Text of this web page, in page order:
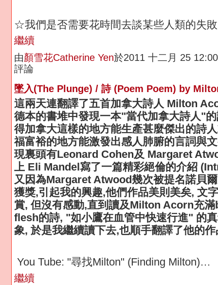
☆我們是否需要花時間去談某些人類的失
繼續
由顏雪花Catherine Yen於2011 十二月 25
評論
墜入(The Plunge) / 詩 (Poem Poem) by
這兩天連翻譯了五首加拿大詩人 Milton
德本的書堆中發現一本"當代加拿大詩人"
得加拿大這樣的地方能生產甚麼傑出的詩
福富裕的地方能激發出感人肺腑的言詞與
現裏頭有Leonard Cohen及 Margaret
上 Eli Mandel寫了一篇精彩絕倫的介紹
又因為Margaret Atwood幾次被提名諾貝
獲獎,引起我的興趣,他們作品美則美矣, 文
賞, 但沒有感動,直到讀及Milton Acorn充
flesh的詩, "如小鷹在血管中快速行進" 的
象, 於是我繼續讀下去,也順手翻譯了他的作
You Tube: "尋找Milton" (Finding Milton)…
繼續